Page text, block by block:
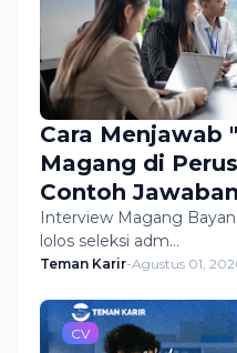
Cara Menjawab
Magang di
Contoh
Interview Magang
lolos seleksi adm…
Teman Karir-Agustus 01,
CV